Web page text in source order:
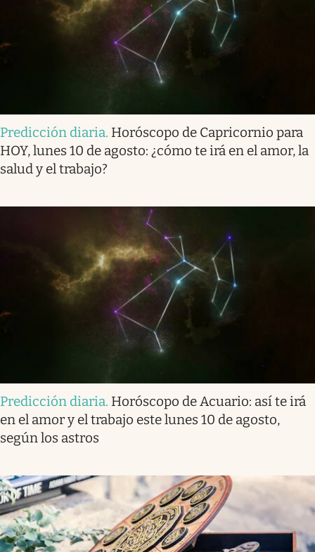
Predicción diaria. Horóscopo de Capricornio para
HOY, lunes 10 de agosto: ¿cómo te irá en el amor, la
salud y el trabajo?
Predicción diaria. Horóscopo de Acuario: así te irá
en el amor y el trabajo este lunes 10 de agosto,
según los astros